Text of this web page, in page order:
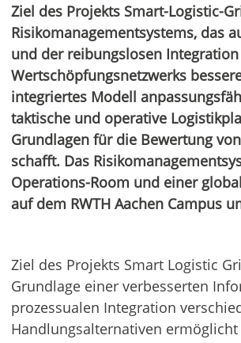
Ziel des Projekts Smart-Logistic-
Risikomanagementsystems, das
und der reibungslosen
Wertschöpfungsnetzwerks
integriertes Modell
taktische und operative
Grundlagen für die Bewertung
schafft. Das
Operations-Room und einer
auf dem RWTH Aachen Campus
Ziel des Projekts Smart Logistic
Grundlage einer verbesserten
prozessualen Integration
Handlungsalternativen